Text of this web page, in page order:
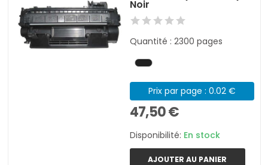
Noir
Quantité : 2300 pages
Prix par page : 0.02 €
47,50 €
Disponibilité: En stock
AJOUTER AU PANIER